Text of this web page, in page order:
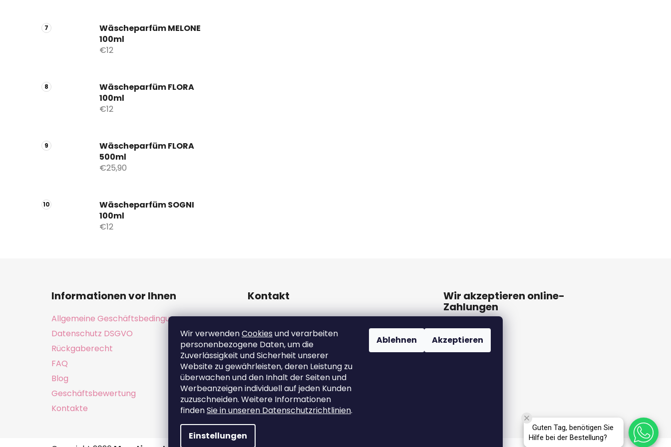
Wir verwendenCookies und verarbeiten
personenbezogene Daten, um die
Zuverlässigkeit und Sicherheit unserer
Website zu gewährleisten, deren Leistung zu
überwachen und den Inhalt der Seiten und
Werbeanzeigen individuell auf jeden Kunden
zuzuschneiden. Weitere Informationen
findenSie in unseren Datenschutzrichtlinien.
Einstellungen
Ablehnen Akzeptieren
Wäscheparfüm MELONE
100ml
€12
Wäscheparfüm FLORA
100ml
€12
Wäscheparfüm FLORA
500ml
€25,90
Wäscheparfüm SOGNI
100ml
€12
Informationen vor Ihnen
Allgemeine Geschäftsbedingungen
Datenschutz DSGVO
Rückgaberecht
FAQ
Blog
Geschäftsbewertung
Kontakte
Kontakt
+421911050251
Wir akzeptieren online-
Zahlungen
Guten Tag, benötigen Sie
Hilfe bei der Bestellung?